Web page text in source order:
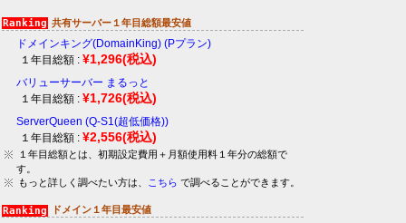
共有サーバー１年目総額最安値
ドメインキング(DomainKing) (Pプラン)
１年目総額 : ¥1,296(税込)
バリューサーバー まるっと
１年目総額 : ¥1,726(税込)
ServerQueen (Q-S1(超低価格))
１年目総額 : ¥2,556(税込)
１年目総額とは、初期設定費用＋月額使用料１年分の総額で
す。
もっと詳しく調べたい方は、
こちら で調べることができます。
ドメイン１年目最安値